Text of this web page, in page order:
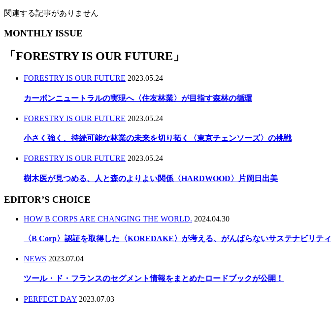
関連する記事がありません
MONTHLY ISSUE
「 FORESTRY IS OUR FUTURE 」
FORESTRY IS OUR FUTURE 2023.05.24
カーボンニュートラルの実現へ〈住友林業〉が目指す森林の循環
FORESTRY IS OUR FUTURE 2023.05.24
小さく強く、持続可能な林業の未来を切り拓く〈東京チェンソーズ〉の挑戦
FORESTRY IS OUR FUTURE 2023.05.24
樹木医が見つめる、人と森のよりよい関係〈HARDWOOD〉片岡日出美
EDITOR’S CHOICE
HOW B CORPS ARE CHANGING THE WORLD. 2024.04.30
〈B Corp〉認証を取得した〈KOREDAKE〉が考える、がんばらないサステナビリティ
NEWS 2023.07.04
ツール・ド・フランスのセグメント情報をまとめたロードブックが公開！
PERFECT DAY 2023.07.03